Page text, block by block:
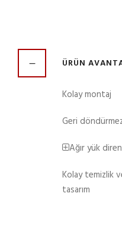
ÜRÜN
Kolay montaj
Geri
Ağır yük
Kolay temizlik
tasarım